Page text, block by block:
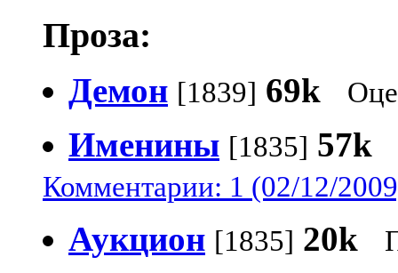
Проза:
Демон [1839] 69k
Именины [1835] 57k
Комментарии: 1 (02/12/
Аукцион [1835] 20k